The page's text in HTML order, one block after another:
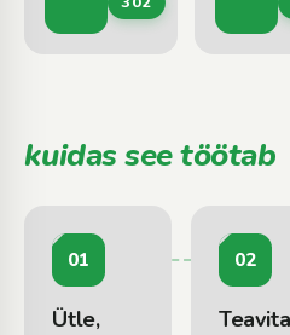
Kasvav mets · Raielangid ·
kuidas see töötab
01
Ütle,
02